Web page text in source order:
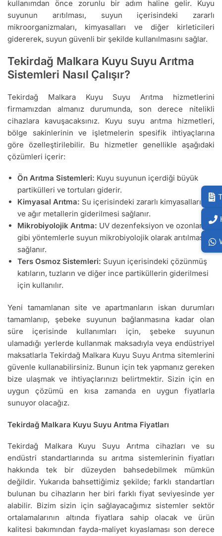
kullanımdan önce zorunlu bir adım haline gelir. Kuyu
suyunun arıtılması, suyun içerisindeki zararlı
mikroorganizmaları, kimyasalları ve diğer kirleticileri
gidererek, suyun güvenli bir şekilde kullanılmasını sağlar.
Tekirdağ Malkara Kuyu Suyu Arıtma
Sistemleri Nasıl Çalışır?
Tekirdağ Malkara Kuyu Suyu Arıtma hizmetlerini
firmamızdan almanız durumunda, son derece nitelikli
cihazlara kavuşacaksınız. Kuyu suyu arıtma hizmetleri,
bölge sakinlerinin ve işletmelerin spesifik ihtiyaçlarına
göre özelleştirilebilir. Bu hizmetler genellikle aşağıdaki
çözümleri içerir:
Ön Arıtma Sistemleri: Kuyu suyunun içerdiği büyük
partikülleri ve tortuları giderir.
Kimyasal Arıtma: Su içerisindeki zararlı kimyasalların
ve ağır metallerin giderilmesi sağlanır.
Mikrobiyolojik Arıtma: UV dezenfeksiyon ve ozonlama
gibi yöntemlerle suyun mikrobiyolojik olarak arıtılması
sağlanır.
Ters Osmoz Sistemleri: Suyun içerisindeki çözünmüş
katıların, tuzların ve diğer ince partiküllerin giderilmesi
için kullanılır.
Yeni tamamlanan site ve apartmanların iskan durumları
tamamlanıp, şebeke suyunun bağlanmasına kadar olan
süre içerisinde kullanımları için, şebeke suyunun
ulamadığı yerlerde kullanmak maksadıyla veya endüstriyel
maksatlarla Tekirdağ Malkara Kuyu Suyu Arıtma sitemlerini
güvenle kullanabilirsiniz. Bunun için tek yapmanız gereken
bize ulaşmak ve ihtiyaçlarınızı belirtmektir. Sizin için en
uygun çözümü en kısa zamanda en uygun fiyatlarla
sunuyor olacağız.
Tekirdağ Malkara Kuyu Suyu Arıtma Fiyatları
Tekirdağ Malkara Kuyu Suyu Arıtma cihazları ve su
endüstri standartlarında su arıtma sistemlerinin fiyatları
hakkında tek bir düzeyden bahsedebilmek mümkün
değildir. Yukarıda bahsettiğimiz şekilde; farklı standartları
bulunan bu cihazların her biri farklı fiyat seviyesinde yer
alabilir. Bizim sizin için sağlayacağımız sistemler sektör
ortalamalarının altında fiyatlara sahip olacak ve ürün
kalitesi bakımından fayda-maliyet kıyaslaması son derece